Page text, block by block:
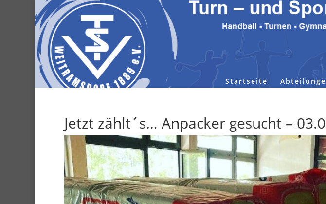
Startseite
Jetzt zählt´s… Anpacker gesucht –